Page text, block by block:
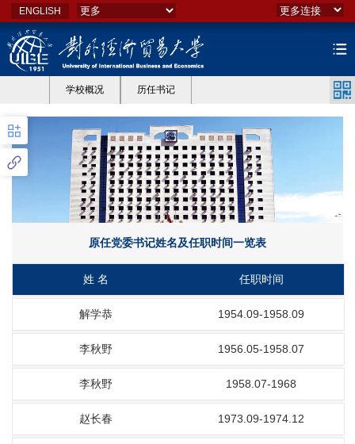
ENGLISH
学校概况 历任书记
原任党委书记姓名及任职时间一览表
姓 名 任职时间
解学恭 1954.09-1958.09
李秋野 1956.05-1958.07
李秋野 1958.07-1968
赵长春 1973.09-1974.12